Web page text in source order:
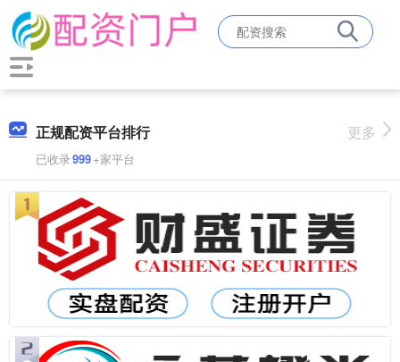
正规配资平台排行
已收录999+家平台
更多